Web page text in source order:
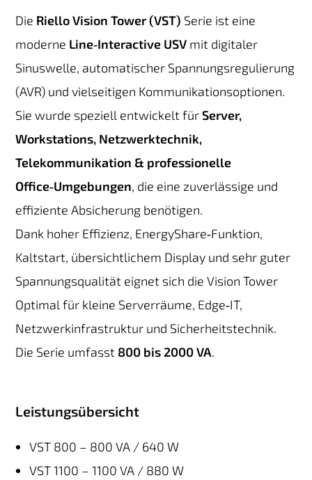
Die Riello Vision Tower (VST) Serie ist eine
moderne Line‑Interactive USV mit digitaler
Sinuswelle, automatischer Spannungsregulierung
(AVR) und vielseitigen Kommunikationsoptionen.
Sie wurde speziell entwickelt fürServer,
Workstations, Netzwerktechnik,
Telekommunikation & professionelle
Office‑Umgebungen, die eine zuverlässige und
effiziente Absicherung benötigen.
Dank hoher Effizienz, EnergyShare‑Funktion,
Kaltstart, übersichtlichem Display und sehr guter
Spannungsqualität eignet sich die Vision Tower
Optimal für kleine Serverräume, Edge‑IT,
Netzwerkinfrastruktur und Sicherheitstechnik.
Die Serie umfasst 800 bis 2000 VA.
Leistungsübersicht
VST 800 – 800 VA / 640 W
VST 1100 – 1100 VA / 880 W